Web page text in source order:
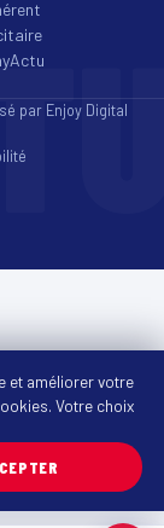
par Enjoy Digital
et améliorer votre
Votre choix